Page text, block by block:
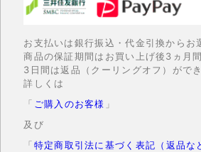
お支払いは銀行振込・代金引換からお
商品の保証期間はお買い上げ後3ヵ月
3日間は返品（クーリングオフ）ができ
詳しくは
「 ご購入のお客様 」
及び
「特定商取引法に基づく表記（返品な